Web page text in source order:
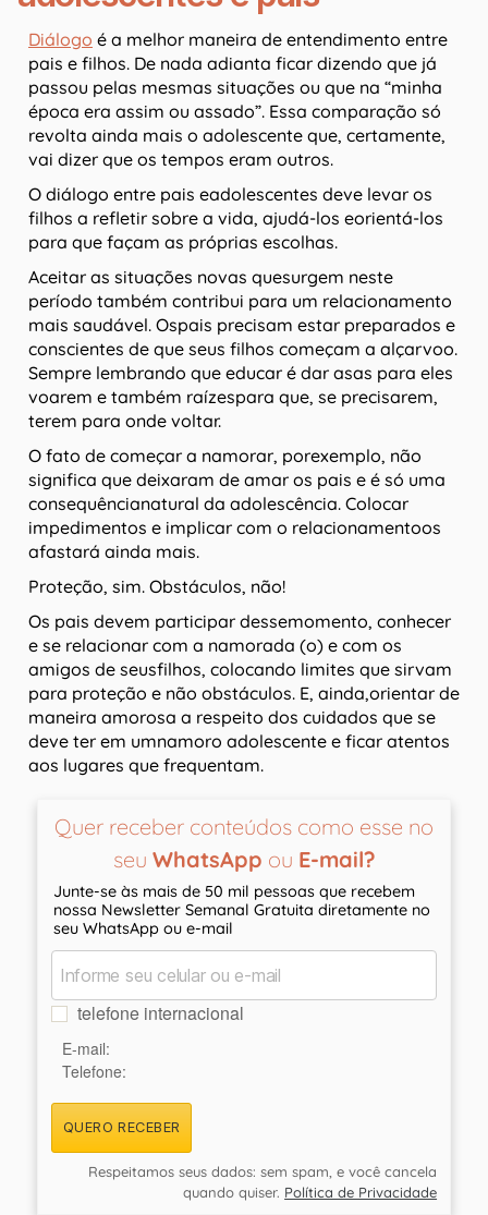
Diálogo é a melhor maneira de entendimento entre
pais e filhos. De nada adianta ficar dizendo que já
passou pelas mesmas situações ou que na “minha
época era assim ou assado”. Essa comparação só
revolta ainda mais o adolescente que, certamente,
vai dizer que os tempos eram outros.
O diálogo entre pais eadolescentes deve levar os
filhos a refletir sobre a vida, ajudá-los eorientá-los
para que façam as próprias escolhas.
Aceitar as situações novas quesurgem neste
período também contribui para um relacionamento
mais saudável. Ospais precisam estar preparados e
conscientes de que seus filhos começam a alçarvoo.
Sempre lembrando que educar é dar asas para eles
voarem e também raízespara que, se precisarem,
terem para onde voltar.
O fato de começar a namorar, porexemplo, não
significa que deixaram de amar os pais e é só uma
consequêncianatural da adolescência. Colocar
impedimentos e implicar com o relacionamentoos
afastará ainda mais.
Proteção, sim. Obstáculos, não!
Os pais devem participar dessemomento, conhecer
e se relacionar com a namorada (o) e com os
amigos de seusfilhos, colocando limites que sirvam
para proteção e não obstáculos. E, ainda,orientar de
maneira amorosa a respeito dos cuidados que se
deve ter em umnamoro adolescente e ficar atentos
aos lugares que frequentam.
Quer receber conteúdos como esse no
seu WhatsApp ou E-mail?
Junte-se às mais de 50 mil pessoas que recebem
nossa Newsletter Semanal Gratuita diretamente no
seu WhatsApp ou e-mail
telefone internacional
E-mail:
Telefone:
QUERO RECEBER
Respeitamos seus dados: sem spam, e você cancela
quando quiser. Política de Privacidade